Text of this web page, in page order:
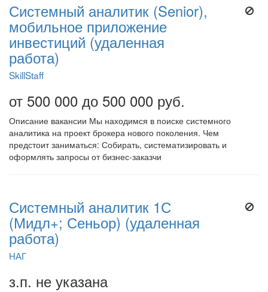
Системный аналитик (Senior),
мобильное приложение
инвестиций (удаленная
работа)
SkillStaff
от 500 000 до 500 000 руб.
Описание вакансии Мы находимся в поиске системного
аналитика на проект брокера нового поколения. Чем
предстоит заниматься: Собирать, систематизировать и
оформлять запросы от бизнес-заказчи
Системный аналитик 1С
(Мидл+; Сеньор) (удаленная
работа)
НАГ
з.п. не указана